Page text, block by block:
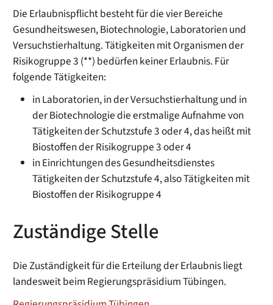
Die Erlaubnispflicht besteht für die vier Bereiche
Gesundheitswesen, Biotechnologie, Laboratorien und
Versuchstierhaltung. Tätigkeiten mit Organismen der
Risikogruppe 3 (**) bedürfen keiner Erlaubnis. Für
folgende Tätigkeiten:
in Laboratorien, in der Versuchstierhaltung und in
der Biotechnologie die erstmalige Aufnahme von
Tätigkeiten der Schutzstufe 3 oder 4, das heißt mit
Biostoffen der Risikogruppe 3 oder 4
in Einrichtungen des Gesundheitsdienstes
Tätigkeiten der Schutzstufe 4, also Tätigkeiten mit
Biostoffen der Risikogruppe 4
Zuständige Stelle
Die Zuständigkeit für die Erteilung der Erlaubnis liegt
landesweit beim Regierungspräsidium Tübingen.